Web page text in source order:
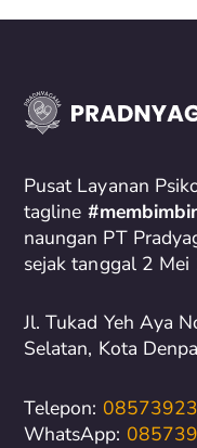
a
h
o
r
:
Pusat Layanan
tagline
naungan PT
sejak tanggal 2
Jl. Tukad Yeh Aya
Selatan, Kota
Telepon:
WhatsApp: